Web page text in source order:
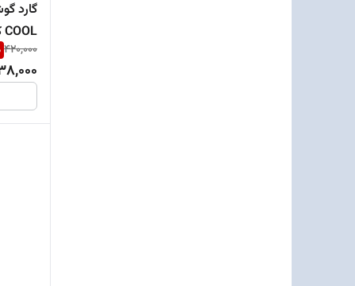
COOL کد 102
420,000